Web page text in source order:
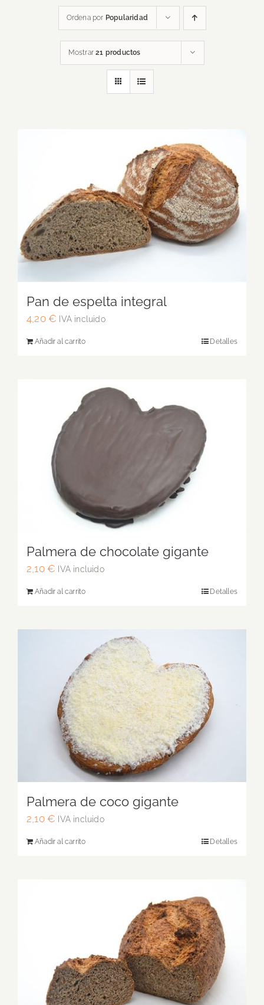
Ordena por Popularidad
Mostrar21 productos
Pan de espelta integral
4,20 € IVA incluido
Añadir al carrito Detalles
Palmera de chocolate gigante
2,10 € IVA incluido
Añadir al carrito Detalles
Palmera de coco gigante
2,10 € IVA incluido
Añadir al carrito Detalles